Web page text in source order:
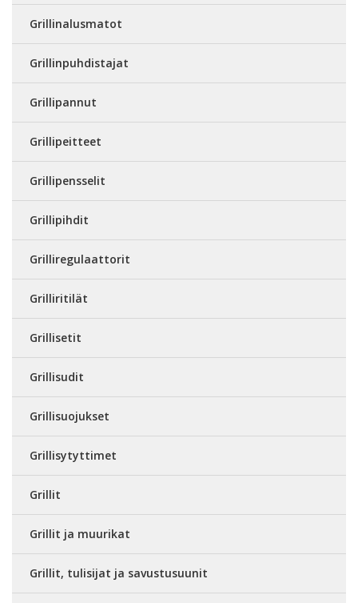
Grillinalusmatot
Grillinpuhdistajat
Grillipannut
Grillipeitteet
Grillipensselit
Grillipihdit
Grilliregulaattorit
Grilliritilät
Grillisetit
Grillisudit
Grillisuojukset
Grillisytyttimet
Grillit
Grillit ja muurikat
Grillit, tulisijat ja savustusuunit